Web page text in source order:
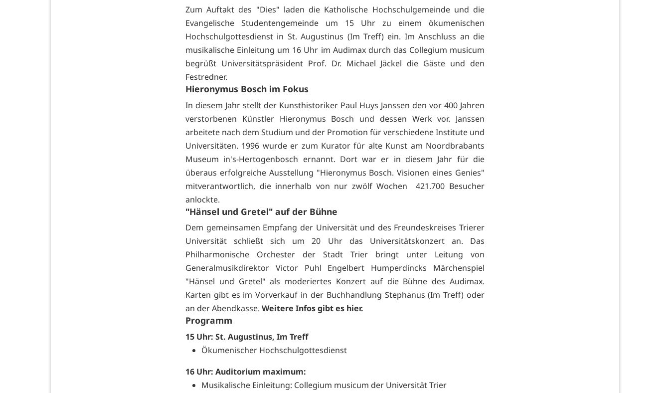
Zum Auftakt des "Dies" laden die Katholische Hochschulgemeinde und die
Evangelische Studentengemeinde um 15 Uhr zu einem ökumenischen
Hochschulgottesdienst in St. Augustinus (Im Treff) ein. Im Anschluss an die
musikalische Einleitung um 16 Uhr im Audimax durch das Collegium musicum
begrüßt Universitätspräsident Prof. Dr. Michael Jäckel die Gäste und den
Festredner.
Hieronymus Bosch im Fokus
In diesem Jahr stellt der Kunsthistoriker Paul Huys Janssen den vor 400 Jahren
verstorbenen Künstler Hieronymus Bosch und dessen Werk vor. Janssen
arbeitete nach dem Studium und der Promotion für verschiedene Institute und
Universitäten. 1996 wurde er zum Kurator für alte Kunst am Noordbrabants
Museum in's-Hertogenbosch ernannt. Dort war er in diesem Jahr für die
überaus erfolgreiche Ausstellung "Hieronymus Bosch. Visionen eines Genies"
mitverantwortlich, die innerhalb von nur zwölf Wochen 421.700 Besucher
anlockte.
"Hänsel und Gretel" auf der Bühne
Dem gemeinsamen Empfang der Universität und des Freundeskreises Trierer
Universität schließt sich um 20 Uhr das Universitätskonzert an. Das
Philharmonische Orchester der Stadt Trier bringt unter Leitung von
Generalmusikdirektor Victor Puhl Engelbert Humperdincks Märchenspiel
"Hänsel und Gretel" als moderiertes Konzert auf die Bühne des Audimax.
Karten gibt es im Vorverkauf in der Buchhandlung Stephanus (Im Treff) oder
an der Abendkasse. Weitere Infos gibt es hier.
Programm
15 Uhr: St. Augustinus, Im Treff
Ökumenischer Hochschulgottesdienst
16 Uhr: Auditorium maximum:
Musikalische Einleitung: Collegium musicum der Universität Trier